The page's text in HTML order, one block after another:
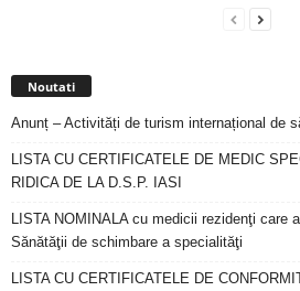
Noutati
Anunț – Activități de turism internațional de
LISTA CU CERTIFICATELE DE MEDIC
RIDICA DE LA D.S.P. IASI
LISTA NOMINALA cu medicii rezidenţi care
Sănătăţii de schimbare a specialităţi
LISTA CU CERTIFICATELE DE